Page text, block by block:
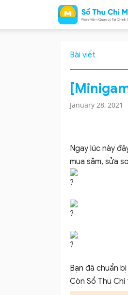
Thu
MISA
Bài viết
January 28, 2021
Ngay lúc này
mua sắm, sửa
Bạn đã chuẩn
Còn Sổ Thu Chi